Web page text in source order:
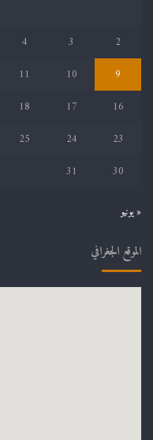
2
3
4
9
10
11
16
17
18
23
24
25
30
31
« يونيو
الموقع الجغرافي